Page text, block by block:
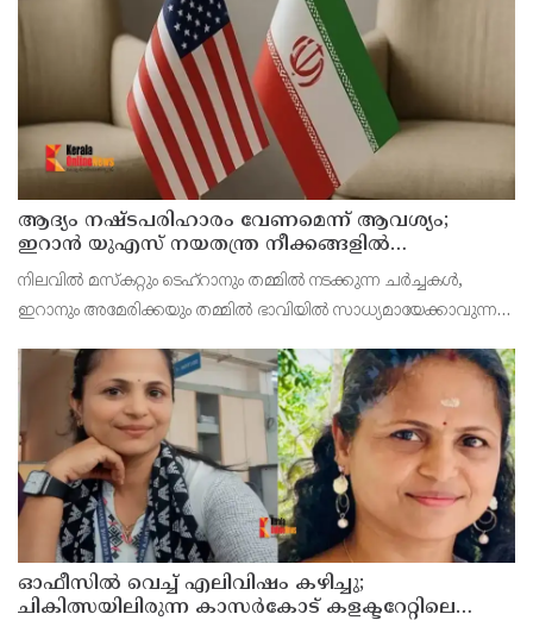
ആദ്യം നഷ്ടപരിഹാരം വേണമെന്ന് ആവശ്യം;
ഇറാന്‍ യുഎസ് നയതന്ത്ര നീക്കങ്ങളില്‍
അനിശ്ചിതത്വം
നിലവില്‍ മസ്‌കറ്റും ടെഹ്റാനും തമ്മില്‍ നടക്കുന്ന ചര്‍ച്ചകള്‍,
ഇറാനും അമേരിക്കയും തമ്മില്‍ ഭാവിയില്‍ സാധ്യമായേക്കാവുന്ന
കാണുന്നത്.
ഓഫീസില്‍ വെച്ച് എലിവിഷം കഴിച്ചു;
ചികിത്സയിലിരുന്ന കാസര്‍കോട് കളക്ടറേറ്റിലെ